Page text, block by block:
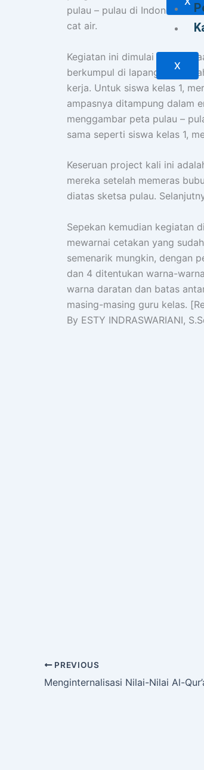
X
pulau – pulau di Indonesia
cat air.
Kegiatan ini dimulai
berkumpul di lapangan
kerja. Untuk siswa kelas 1,
ampasnya ditampung dalam
menggambar peta pulau –
sama seperti siswa kelas 1,
Keseruan project kali ini
mereka setelah memeras
diatas sketsa pulau.
Sepekan kemudian kegiatan
mewarnai cetakan yang
semenarik mungkin, dengan
dan 4 ditentukan warna-
warna daratan dan batas
masing-masing guru kelas.
By ESTY INDRASWARIANI,
PREVIOUS